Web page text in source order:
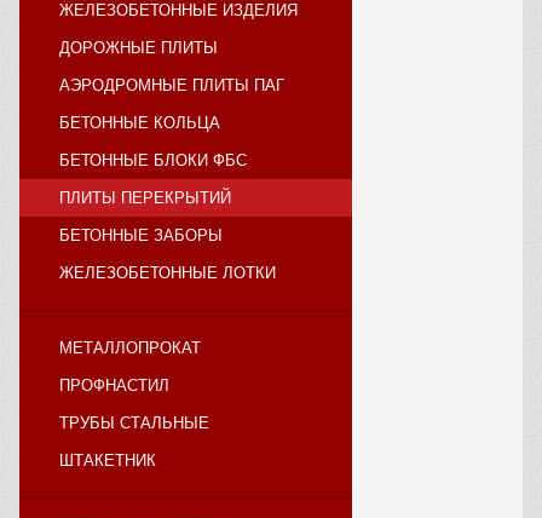
ЖЕЛЕЗОБЕТОННЫЕ ИЗДЕЛИЯ
ДОРОЖНЫЕ ПЛИТЫ
АЭРОДРОМНЫЕ ПЛИТЫ ПАГ
БЕТОННЫЕ КОЛЬЦА
БЕТОННЫЕ БЛОКИ ФБС
ПЛИТЫ ПЕРЕКРЫТИЙ
БЕТОННЫЕ ЗАБОРЫ
ЖЕЛЕЗОБЕТОННЫЕ ЛОТКИ
МЕТАЛЛОПРОКАТ
ПРОФНАСТИЛ
ТРУБЫ СТАЛЬНЫЕ
ШТАКЕТНИК